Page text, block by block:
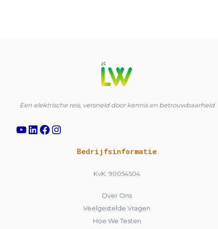
Een elektrische reis, versneld door kennis en betrouwbaarheid
Instagram
Bedrijfsinformatie
KvK: 90054504
Over Ons
Veelgestelde Vragen
Hoe We Testen